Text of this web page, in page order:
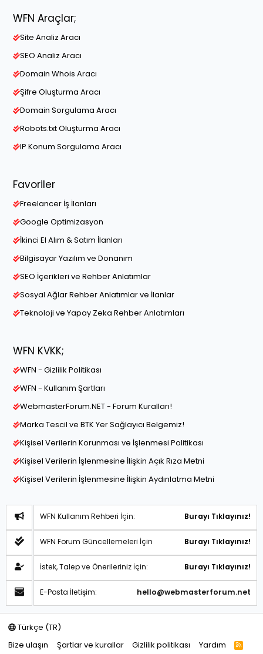
WFN Araçlar;
Site Analiz Aracı
SEO Analiz Aracı
Domain Whois Aracı
Şifre Oluşturma Aracı
Domain Sorgulama Aracı
Robots.txt Oluşturma Aracı
IP Konum Sorgulama Aracı
Favoriler
Freelancer İş İlanları
Google Optimizasyon
İkinci El Alım & Satım İlanları
Bilgisayar Yazılım ve Donanım
SEO İçerikleri ve Rehber Anlatımlar
Sosyal Ağlar Rehber Anlatımlar ve İlanlar
Teknoloji ve Yapay Zeka Rehber Anlatımları
WFN KVKK;
WFN - Gizlilik Politikası
WFN - Kullanım Şartları
WebmasterForum.NET - Forum Kuralları!
Marka Tescil ve BTK Yer Sağlayıcı Belgemiz!
Kişisel Verilerin Korunması ve İşlenmesi Politikası
Kişisel Verilerin İşlenmesine İlişkin Açık Rıza Metni
Kişisel Verilerin İşlenmesine İlişkin Aydınlatma Metni
WFN Kullanım Rehberi İçin: Burayı Tıklayınız!
WFN Forum Güncellemeleri İçin Burayı Tıklayınız!
İstek, Talep ve Önerileriniz İçin: Burayı Tıklayınız!
E-Posta İletişim: hello@webmasterforum.net
Türkçe (TR)
Bize ulaşın
Şartlar ve kurallar Gizlilik politikası Yardım
R